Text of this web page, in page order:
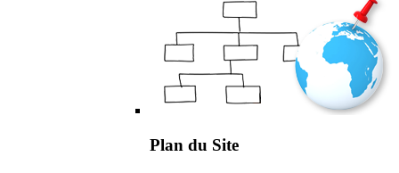
Plan du Site